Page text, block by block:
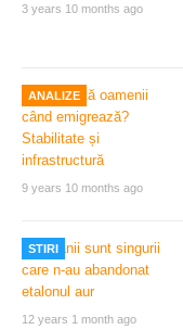
3 years 10 months ago
ANALIZE
9 years 10 months ago
STIRI
12 years 1 month ago